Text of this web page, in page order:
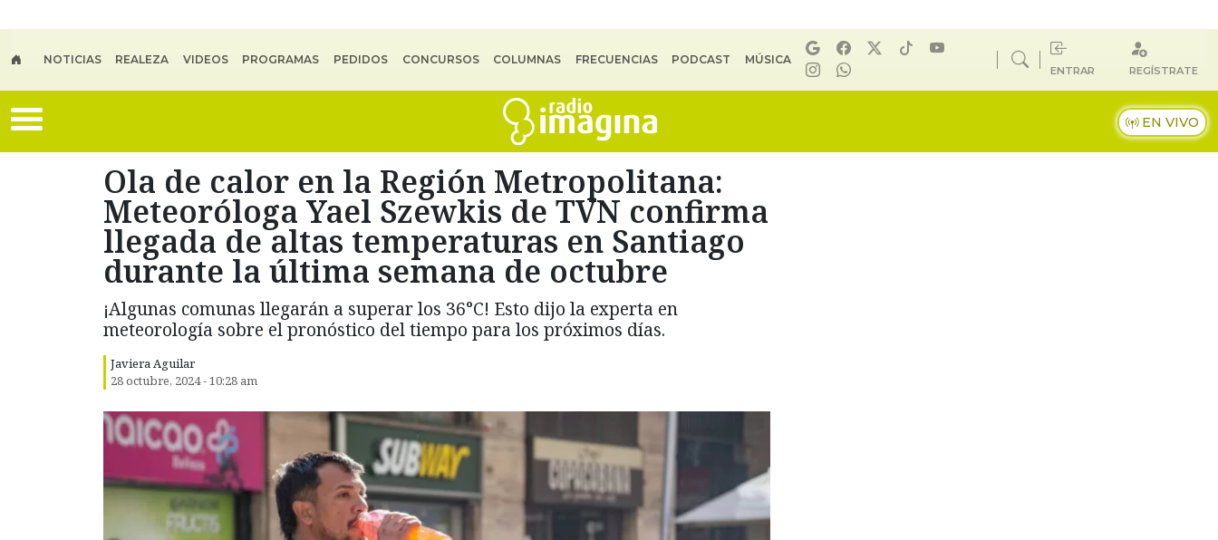
NOTICIAS REALEZA VIDEOS PROGRAMAS PEDIDOS CONCURSOS COLUMNAS FRECUENCIAS PODCAST MÚSICA
ENTRAR REGÍSTRATE
EN VIVO
Ola de calor en la Región Metropolitana:
Meteoróloga Yael Szewkis de TVN confirma
llegada de altas temperaturas en Santiago
durante la última semana de octubre
¡Algunas comunas llegarán a superar los 36°C! Esto dijo la experta en
meteorología sobre el pronóstico del tiempo para los próximos días.
Javiera Aguilar
28 octubre, 2024 - 10:28 am